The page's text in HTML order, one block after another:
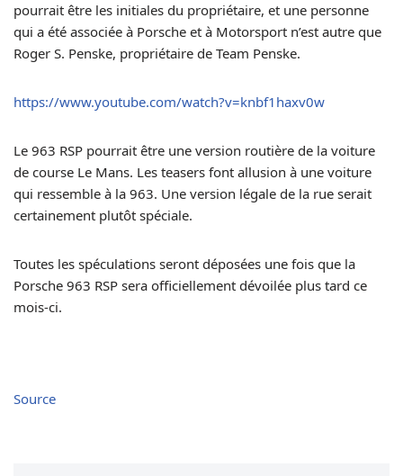
pourrait être les initiales du propriétaire, et une personne
qui a été associée à Porsche et à Motorsport n’est autre que
Roger S. Penske, propriétaire de Team Penske.
https://www.youtube.com/watch?v=knbf1haxv0w
Le 963 RSP pourrait être une version routière de la voiture
de course Le Mans. Les teasers font allusion à une voiture
qui ressemble à la 963. Une version légale de la rue serait
certainement plutôt spéciale.
Toutes les spéculations seront déposées une fois que la
Porsche 963 RSP sera officiellement dévoilée plus tard ce
mois-ci.
Source